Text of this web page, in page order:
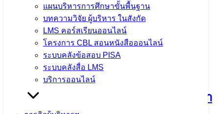
แผนบริหารการศึกษาขั้นพื้นฐาน
บทความวิจัย ผู้บริหาร ในสังกัด
LMS คอร์สเรียนออนไลน์
โครงการ CBL สอนหนังสือออนไลน์
ระบบคลังข้อสอบ PISA
ระบบคลังสื่อ LMS
บริการออนไลน์
จำนวนผู้ชม: 11
กิจกรรมแลกเปลี่ยนเรียนรู้วิธีปฏิบัติที่ดี
(Best Practice) และการขับเคลื่อนหลัก
ปรัชญาของเศรษฐกิจพอเพียงสู่สถานศึกษา